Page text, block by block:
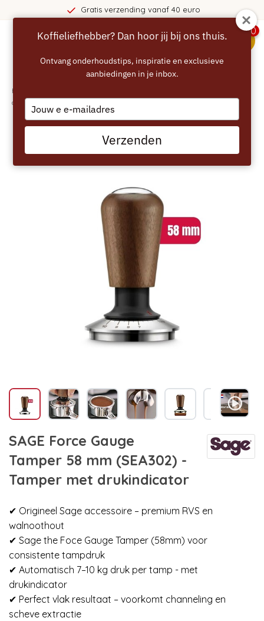
Gratis verzending vanaf 40 euro
0
Home
drukindicator
SAGE Force Gauge
Tamper 58 mm (SEA302) -
Tamper met drukindicator
✔ Origineel Sage accessoire – premium RVS en
walnoothout
✔ Sage the Foce Gauge Tamper (58mm) voor
consistente tampdruk
✔ Automatisch 7–10 kg druk per tamp - met
drukindicator
✔ Perfect vlak resultaat – voorkomt channeling en
scheve extractie
Koffieliefhebber? Dan hoor jij bij ons thuis.
Ontvang onderhoudstips, inspiratie en exclusieve
aanbiedingen in je inbox.
Type
your
email
Verzenden